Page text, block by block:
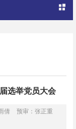
选举党员大会
倩 预审：张正重